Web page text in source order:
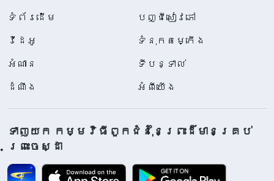
ទំព័រ​ដើម
បញ្ជីសៀវភៅ
វីដេអូ
ទំនុកតម្កើង
អំណាន
ទីបន្ទាល់
ដំណឹង
អំពីយើង
ទាញយក កម្មវិធីពួកជំនុំនៃព្រះដ៏មានគ្រប់
ព្រះចេស្ដា